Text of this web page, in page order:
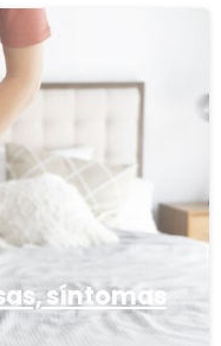
síntomas